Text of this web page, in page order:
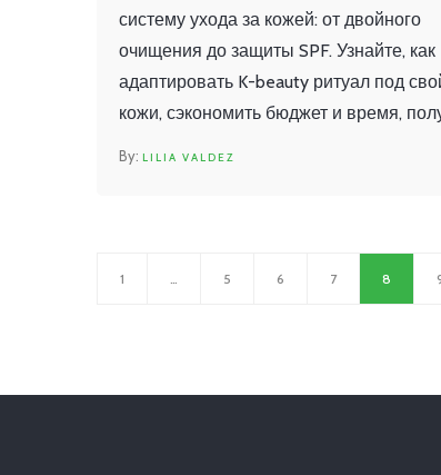
систему ухода за кожей: от двойного
очищения до защиты SPF. Узнайте, как
адаптировать K-beauty ритуал под
кожи, сэкономить бюджет и время,
LILIA VALDEZ
1 5 6 7 8